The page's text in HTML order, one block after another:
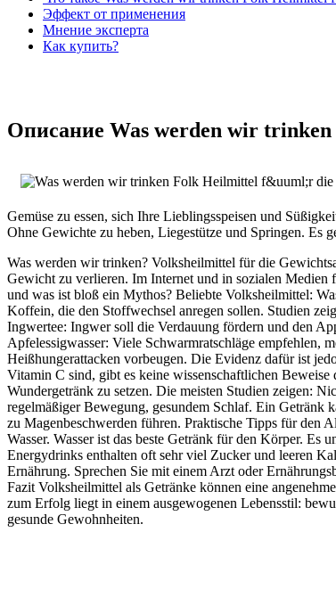
Эффект от применения
Мнение эксперта
Как купить?
Описание Was werden wir
Gemüse zu essen, sich Ihre Lieblingsspeisen und
Ohne Gewichte zu heben, Liegestütze und Springen. Es
Was werden wir trinken? Volksheilmittel für die
Gewicht zu verlieren. Im Internet und in sozialen
und was ist bloß ein Mythos? Beliebte Volksheilmittel:
Koffein, die den Stoffwechsel anregen sollen. Studien
Ingwertee: Ingwer soll die Verdauung fördern und den
Apfelessigwasser: Viele Schwarmratschläge empfehlen,
Heißhungerattacken vorbeugen. Die Evidenz dafür ist
Vitamin C sind, gibt es keine wissenschaftlichen
Wundergetränk zu setzen. Die meisten Studien zeigen:
regelmäßiger Bewegung, gesundem Schlaf. Ein
zu Magenbeschwerden führen. Praktische Tipps für den
Wasser. Wasser ist das beste Getränk für den Körper.
Energydrinks enthalten oft sehr viel Zucker und leeren
Ernährung. Sprechen Sie mit einem Arzt oder
Fazit Volksheilmittel als Getränke können eine
zum Erfolg liegt in einem ausgewogenen Lebensstil:
gesunde Gewohnheiten.